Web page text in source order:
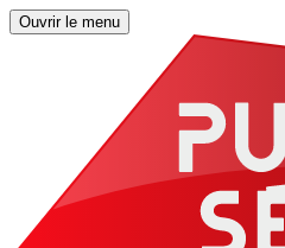
Ouvrir le menu